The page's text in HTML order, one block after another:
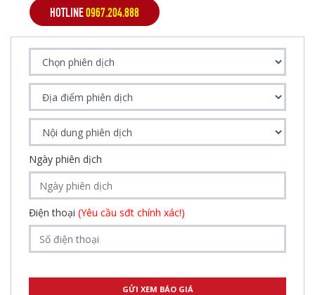
HOTLINE0967.204.888
Ngày phiên dịch
Điện thoại (Yêu cầu sđt chính xác!)